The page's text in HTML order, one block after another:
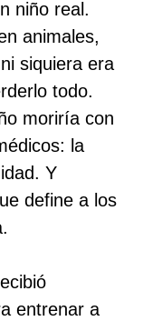
niño real.
animales,
siquiera era
todo.
moriría con
la
Y
define a los
entrenar a